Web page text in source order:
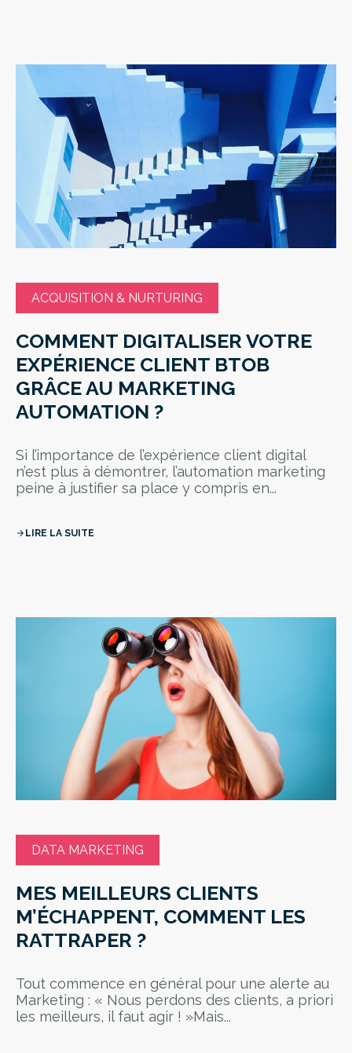
ACQUISITION & NURTURING
COMMENT DIGITALISER VOTRE
EXPÉRIENCE CLIENT BTOB
GRÂCE AU MARKETING
AUTOMATION ?
Si l’importance de l’expérience client digital
n’est plus à démontrer, l’automation marketing
peine à justifier sa place y compris en...
arrow_forward LIRE LA SUITE
DATA MARKETING
MES MEILLEURS CLIENTS
M’ÉCHAPPENT, COMMENT LES
RATTRAPER ?
Tout commence en général pour une alerte au
Marketing : « Nous perdons des clients, a priori
les meilleurs, il faut agir ! »Mais...